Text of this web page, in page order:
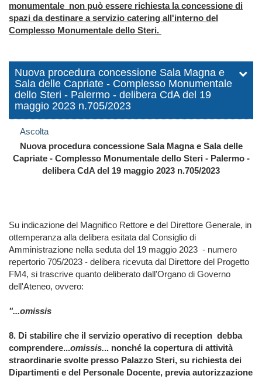
monumentale non può essere richiesta la concessione di
spazi da destinare a servizio catering all'interno del
Complesso Monumentale dello Steri.
Nuova procedura concessione Sala Magna e
Sala delle Capriate - Complesso Monumentale
dello Steri - Palermo - delibera CdA del 19
maggio 2023 n.705/2023
Ascolta
Nuova procedura concessione Sala Magna e Sala delle
Capriate - Complesso Monumentale dello Steri - Palermo -
delibera CdA del 19 maggio 2023 n.705/2023
Su indicazione del Magnifico Rettore e del Direttore Generale, in
ottemperanza alla delibera esitata dal Consiglio di
Amministrazione nella seduta del 19 maggio 2023 - numero
repertorio 705/2023 - delibera ricevuta dal Direttore del Progetto
FM4, si trascrive quanto deliberato dall'Organo di Governo
dell'Ateneo, ovvero:
"...omissis
8. Di stabilire che il servizio operativo di reception debba
comprendere...omissis... nonché la copertura di attività
straordinarie svolte presso Palazzo Steri, su richiesta dei
Dipartimenti e del Personale Docente, previa autorizzazione